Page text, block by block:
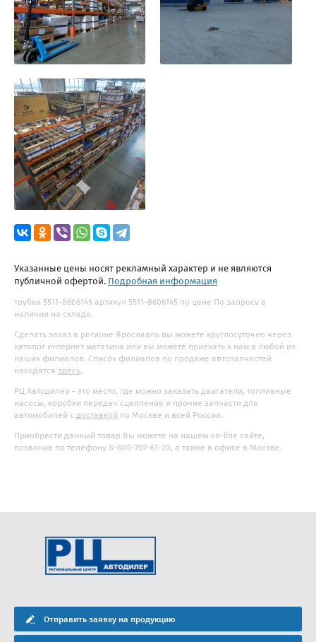
Указанные цены носят рекламный характер и не являются
публичной офертой. Подробная информация
трубка 5511-8606145 артикул 5511-8606145 по цене По запросу в
наличии на складе.
Сделать заказ в регионе Ярославль вы можете круглосуточно через
каталог интернет магазина или вы можете приехать к нам в любой из
наших филиалов. Список филиалов по продаже автозапчастей
находятся здесь.
РЦ Автодилер - это место, где можно заказать двигатели, топливные
насосы, коробки передач сцепление и прочие запчасти для
автомобилей с доставкой по Москве и всей России.
Приобрести данный товар Вы можете на нашем on-line сайте,
позвонив по телефону 8-800-707-61-20, а также в офисе в Москве.
Отправить заявку на продукцию